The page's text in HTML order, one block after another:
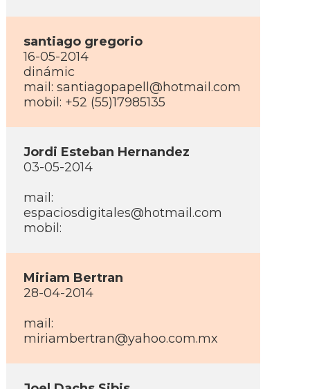
santiago gregorio
16-05-2014
dinámic
mail: santiagopapell@hotmail.com
mobil: +52 (55)17985135
Jordi Esteban Hernandez
03-05-2014
mail:
espaciosdigitales@hotmail.com
mobil:
Miriam Bertran
28-04-2014
mail:
miriambertran@yahoo.com.mx